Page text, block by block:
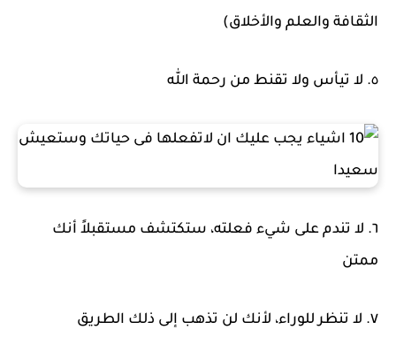
الثقافة والعلم والأخلاق)
٥. لا تيأس ولا تقنط من رحمة الله
٦. لا تندم على شيء فعلته، ستكتشف مستقبلاً أنك
ممتن
٧. لا تنظر للوراء، لأنك لن تذهب إلى ذلك الطريق